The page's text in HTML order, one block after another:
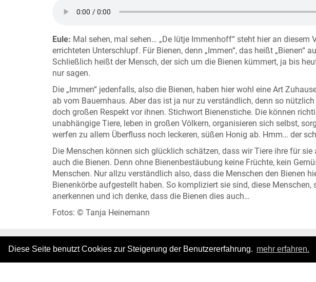
Diese Seite benutzt Cookies zur Steigerung der Benutzererfahrung. mehr erfahren.
Eule: Mal sehen, mal sehen… „De lütje Immenhoff“ steht hier an diesem
errichteten Unterschlupf. Für Bienen, denn „Immen“, das heißt „Bienen“
Schließlich heißt der Mensch, der sich um die Bienen kümmert, ja bis
nur sagen.
Die „Immen“ jedenfalls, also die Bienen, haben hier wohl eine Art
ab vom Bauernhaus. Aber das ist ja nur zu verständlich, denn so
doch großen Respekt vor ihnen. Stichwort Bienenstiche. Die können
unabhängige Tiere, leben in großen Völkern, organisieren sich selbst,
werfen zu allem Überfluss noch leckeren, süßen Honig ab. Hmm… der
Die Menschen können sich glücklich schätzen, dass wir Tiere ihre für
auch die Bienen. Denn ohne Bienenbestäubung keine Früchte, kein
Menschen. Nur allzu verständlich also, dass die Menschen den Bienen
Bienenkörbe aufgestellt haben. So kompliziert sie sind, diese
anerkennen und ich denke, dass die Bienen dies auch…
Fotos: © Tanja Heinemann